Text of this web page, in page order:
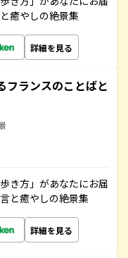
癒やしの絶景集
詳細を見る
フランスのことばと
き方」があなたにお届
と癒やしの絶景集
詳細を見る